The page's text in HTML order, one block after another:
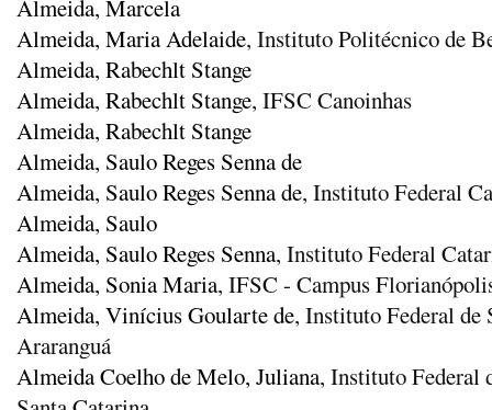
Almeida, Marcela
Almeida, Maria Adelaide, Instituto Politécnico de
Almeida, Rabechlt Stange
Almeida, Rabechlt Stange, IFSC Canoinhas
Almeida, Rabechlt Stange
Almeida, Saulo Reges Senna de
Almeida, Saulo Reges Senna de, Instituto Federal
Almeida, Saulo
Almeida, Saulo Reges Senna, Instituto Federal
Almeida, Sonia Maria, IFSC - Campus
Almeida, Vinícius Goularte de, Instituto Federal de
Araranguá
Almeida Coelho de Melo, Juliana, Instituto Federal